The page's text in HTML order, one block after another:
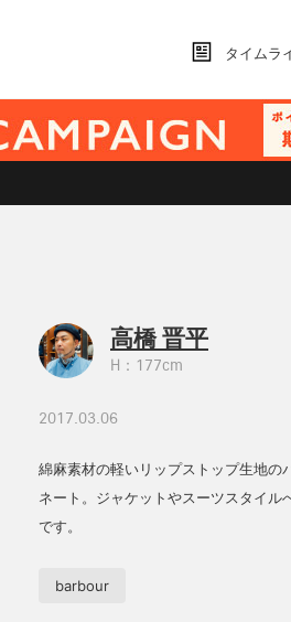
タイムラ
高橋 晋平
H：177cm
2017.03.06
綿麻素材の軽いリップストップ生地の
ネート。ジャケットやスーツスタイル
です。
barbour